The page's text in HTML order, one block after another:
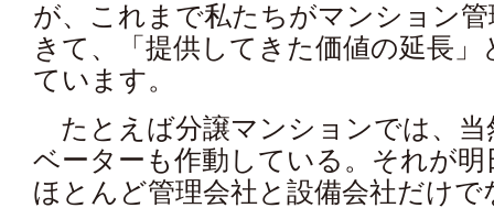
が、これまで私たちがマンション
きて、「提供してきた価値の延長
ています。
たとえば分譲マンションでは、当
ベーターも作動している。それが
ほとんど管理会社と設備会社だけ